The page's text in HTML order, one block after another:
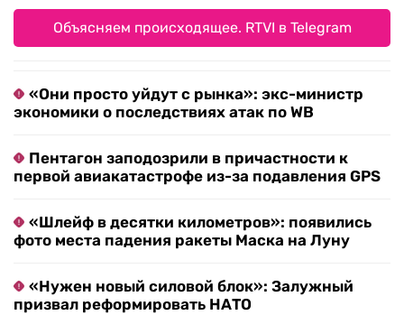
Объясняем происходящее. RTVI в Telegram
«Они просто уйдут с рынка»: экс-министр
экономики о последствиях атак по WB
Пентагон заподозрили в причастности к
первой авиакатастрофе из-за подавления GPS
«Шлейф в десятки километров»: появились
фото места падения ракеты Маска на Луну
«Нужен новый силовой блок»: Залужный
призвал реформировать НАТО